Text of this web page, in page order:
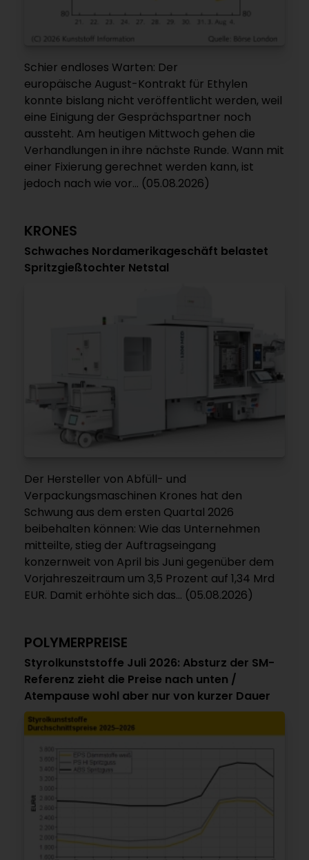
Schier endloses Warten: Der
europäische August-Kontrakt für Ethylen
konnte bislang nicht veröffentlicht werden, weil
eine Einigung der Gesprächspartner noch
aussteht. Am heutigen Mittwoch gehen die
Verhandlungen in ihre nächste Runde. Wann mit
einer Fixierung gerechnet werden kann, ist
jedoch nach wie vor... (05.08.2026)
KRONES
Schwaches Nordamerikageschäft belastet
Spritzgießtochter Netstal
Der Hersteller von Abfüll- und
Verpackungsmaschinen Krones hat den
Schwung aus dem ersten Quartal 2026
beibehalten können: Wie das Unternehmen
mitteilte, stieg der Auftragseingang
konzernweit von April bis Juni gegenüber dem
Vorjahreszeitraum um 3,5 Prozent auf 1,34 Mrd
EUR. Damit erhöhte sich das... (05.08.2026)
POLYMERPREISE
Styrolkunststoffe Juli 2026: Absturz der SM-
Referenz zieht die Preise nach unten /
Atempause wohl aber nur von kurzer Dauer